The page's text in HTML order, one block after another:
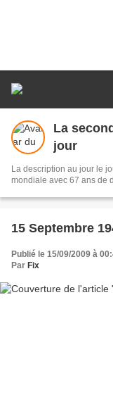
La
jour
La description au jour le
mondiale avec 67 ans de
15 Septembre
Publié le 15/09/2009 à
Par Fix